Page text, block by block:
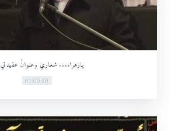
يازهراء... شعاري وعنوانُ عقيدتي 1
01:00:30